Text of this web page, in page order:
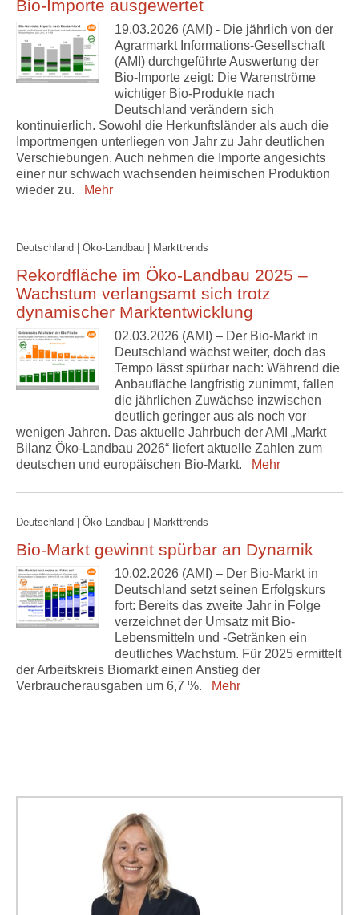
Bio-Importe ausgewertet
19.03.2026 (AMI) - Die jährlich von der
Agrarmarkt Informations-Gesellschaft
(AMI) durchgeführte Auswertung der
Bio-Importe zeigt: Die Warenströme
wichtiger Bio-Produkte nach
Deutschland verändern sich
kontinuierlich. Sowohl die Herkunftsländer als auch die
Importmengen unterliegen von Jahr zu Jahr deutlichen
Verschiebungen. Auch nehmen die Importe angesichts
einer nur schwach wachsenden heimischen Produktion
wieder zu.
Mehr
Deutschland | Öko-Landbau | Markttrends
Rekordfläche im Öko-Landbau 2025 –
Wachstum verlangsamt sich trotz
dynamischer Marktentwicklung
02.03.2026 (AMI) – Der Bio-Markt in
Deutschland wächst weiter, doch das
Tempo lässt spürbar nach: Während die
Anbaufläche langfristig zunimmt, fallen
die jährlichen Zuwächse inzwischen
deutlich geringer aus als noch vor
wenigen Jahren. Das aktuelle Jahrbuch der AMI „Markt
Bilanz Öko-Landbau 2026“ liefert aktuelle Zahlen zum
deutschen und europäischen Bio-Markt.
Mehr
Deutschland | Öko-Landbau | Markttrends
Bio-Markt gewinnt spürbar an Dynamik
10.02.2026 (AMI) – Der Bio-Markt in
Deutschland setzt seinen Erfolgskurs
fort: Bereits das zweite Jahr in Folge
verzeichnet der Umsatz mit Bio-
Lebensmitteln und -Getränken ein
deutliches Wachstum. Für 2025 ermittelt
der Arbeitskreis Biomarkt einen Anstieg der
Verbraucherausgaben um 6,7 %.
Mehr